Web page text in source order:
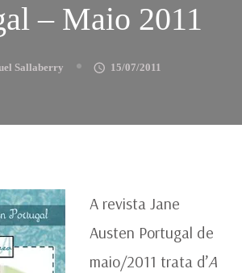
– Maio 2011
Sallaberry 15/07/2011
A revista Jane
Austen Portugal de
maio/2011 trata d’A